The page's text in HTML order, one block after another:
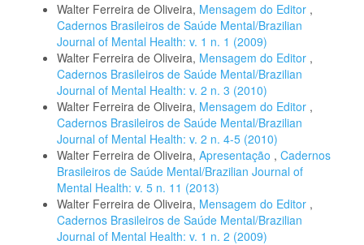
Walter Ferreira de Oliveira, Mensagem do Editor ,
Cadernos Brasileiros de Saúde Mental/Brazilian
Journal of Mental Health: v. 1 n. 1 (2009)
Walter Ferreira de Oliveira, Mensagem do Editor ,
Cadernos Brasileiros de Saúde Mental/Brazilian
Journal of Mental Health: v. 2 n. 3 (2010)
Walter Ferreira de Oliveira, Mensagem do Editor ,
Cadernos Brasileiros de Saúde Mental/Brazilian
Journal of Mental Health: v. 2 n. 4-5 (2010)
Walter Ferreira de Oliveira, Apresentação , Cadernos
Brasileiros de Saúde Mental/Brazilian Journal of
Mental Health: v. 5 n. 11 (2013)
Walter Ferreira de Oliveira, Mensagem do Editor ,
Cadernos Brasileiros de Saúde Mental/Brazilian
Journal of Mental Health: v. 1 n. 2 (2009)